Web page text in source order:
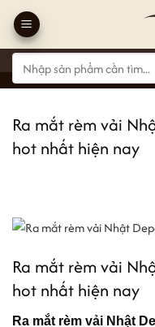
qua
nội
dung
Tìm
kiếm:
Ra mắt rèm vải
hot nhất hiện nay
Ra mắt rèm vải
hot nhất hiện nay
Ra mắt rèm vải Nhật